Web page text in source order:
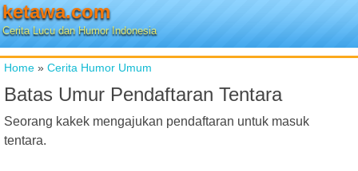
ketawa.com
Cerita Lucu dan Humor Indonesia
Home » Cerita Humor Umum
Batas Umur Pendaftaran Tentara
Seorang kakek mengajukan pendaftaran untuk masuk
tentara.